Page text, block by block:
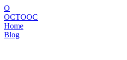
O
OCTOOC
Home
Blog